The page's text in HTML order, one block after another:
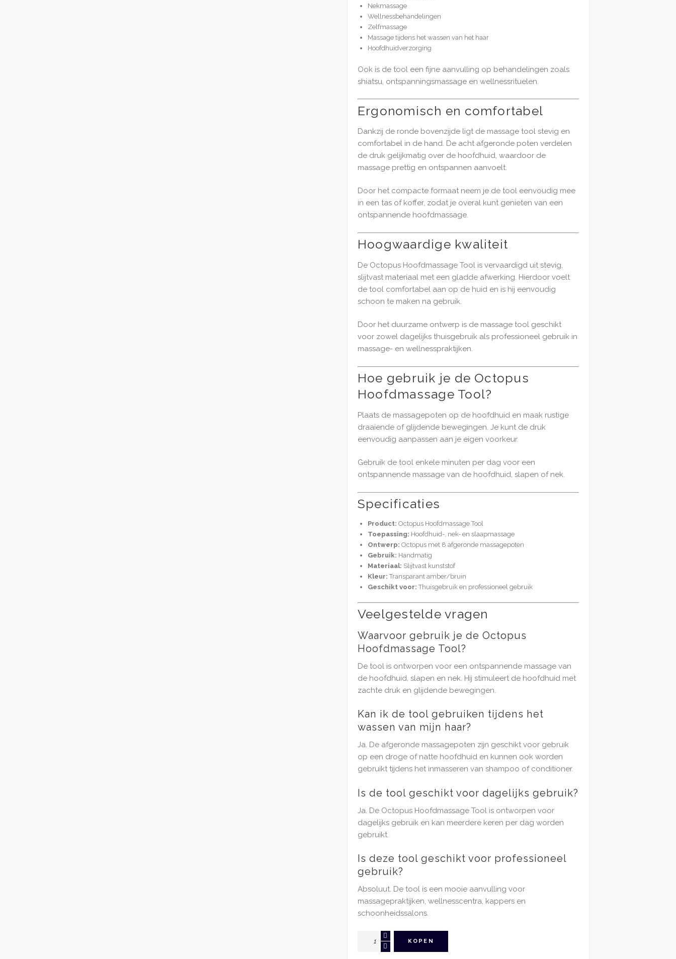
Nekmassage
Wellnessbehandelingen
Zelfmassage
Massage tijdens het wassen van het haar
Hoofdhuidverzorging
Ook is de tool een fijne aanvulling op behandelingen zoals
shiatsu, ontspanningsmassage en wellnessrituelen.
Ergonomisch en comfortabel
Dankzij de ronde bovenzijde ligt de massage tool stevig en
comfortabel in de hand. De acht afgeronde poten verdelen
de druk gelijkmatig over de hoofdhuid, waardoor de
massage prettig en ontspannen aanvoelt.
Door het compacte formaat neem je de tool eenvoudig mee
in een tas of koffer, zodat je overal kunt genieten van een
ontspannende hoofdmassage.
Hoogwaardige kwaliteit
De Octopus Hoofdmassage Tool is vervaardigd uit stevig,
slijtvast materiaal met een gladde afwerking. Hierdoor voelt
de tool comfortabel aan op de huid en is hij eenvoudig
schoon te maken na gebruik.
Door het duurzame ontwerp is de massage tool geschikt
voor zowel dagelijks thuisgebruik als professioneel gebruik in
massage- en wellnesspraktijken.
Hoe gebruik je de Octopus
Hoofdmassage Tool?
Plaats de massagepoten op de hoofdhuid en maak rustige
draaiende of glijdende bewegingen. Je kunt de druk
eenvoudig aanpassen aan je eigen voorkeur.
Gebruik de tool enkele minuten per dag voor een
ontspannende massage van de hoofdhuid, slapen of nek.
Specificaties
Product: Octopus Hoofdmassage Tool
Toepassing: Hoofdhuid-, nek- en slaapmassage
Ontwerp: Octopus met 8 afgeronde massagepoten
Gebruik: Handmatig
Materiaal: Slijtvast kunststof
Kleur: Transparant amber/bruin
Geschikt voor: Thuisgebruik en professioneel gebruik
Veelgestelde vragen
Waarvoor gebruik je de Octopus
Hoofdmassage Tool?
De tool is ontworpen voor een ontspannende massage van
de hoofdhuid, slapen en nek. Hij stimuleert de hoofdhuid met
zachte druk en glijdende bewegingen.
Kan ik de tool gebruiken tijdens het
wassen van mijn haar?
Ja. De afgeronde massagepoten zijn geschikt voor gebruik
op een droge of natte hoofdhuid en kunnen ook worden
gebruikt tijdens het inmasseren van shampoo of conditioner.
Is de tool geschikt voor dagelijks gebruik?
Ja. De Octopus Hoofdmassage Tool is ontworpen voor
dagelijks gebruik en kan meerdere keren per dag worden
gebruikt.
Is deze tool geschikt voor professioneel
gebruik?
Absoluut. De tool is een mooie aanvulling voor
massagepraktijken, wellnesscentra, kappers en
schoonheidssalons.
Hoofdmassage
KOPEN